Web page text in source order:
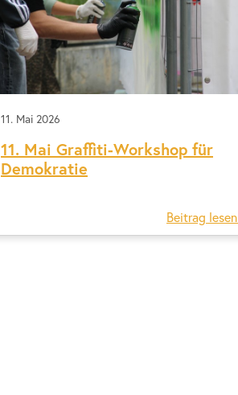
11. Mai 2026
11. Mai Graffiti-Workshop für
Demokratie
Beitrag lesen